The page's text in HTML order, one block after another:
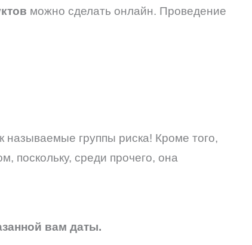
можно сделать онлайн. Проведение
называемые группы риска! Кроме того,
поскольку, среди прочего, она
вам даты.